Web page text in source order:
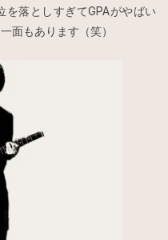
を落としすぎてGPAがやばい
面もあります（笑）